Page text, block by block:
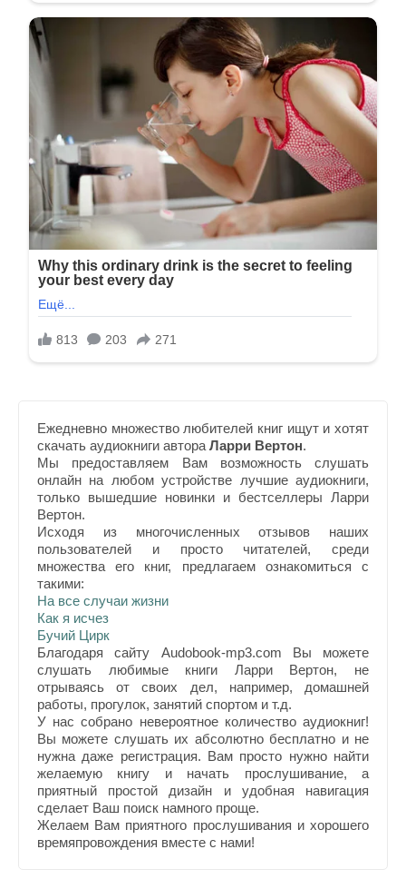
Ежедневно множество любителей книг ищут и хотят
скачать аудиокниги автора Ларри Вертон.
Мы предоставляем Вам возможность слушать
онлайн на любом устройстве лучшие аудиокниги,
только вышедшие новинки и бестселлеры Ларри
Вертон.
Исходя из многочисленных отзывов наших
пользователей и просто читателей, среди
множества его книг, предлагаем ознакомиться с
такими:
На все случаи жизни
Как я исчез
Бучий Цирк
Благодаря сайту Audobook-mp3.com Вы можете
слушать любимые книги Ларри Вертон, не
отрываясь от своих дел, например, домашней
работы, прогулок, занятий спортом и т.д.
У нас собрано невероятное количество аудиокниг!
Вы можете слушать их абсолютно бесплатно и не
нужна даже регистрация. Вам просто нужно найти
желаемую книгу и начать прослушивание, а
приятный простой дизайн и удобная навигация
сделает Ваш поиск намного проще.
Желаем Вам приятного прослушивания и хорошего
времяпровождения вместе с нами!